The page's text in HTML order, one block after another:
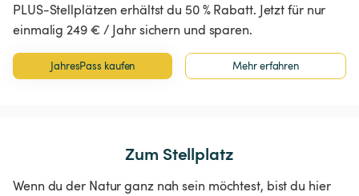
PLUS-Stellplätzen erhältst du 50 % Rabatt. Jetzt für nur
einmalig 249 € / Jahr sichern und sparen.
JahresPass kaufen Mehr erfahren
Zum Stellplatz
Wenn du der Natur ganz nah sein möchtest, bist du hier